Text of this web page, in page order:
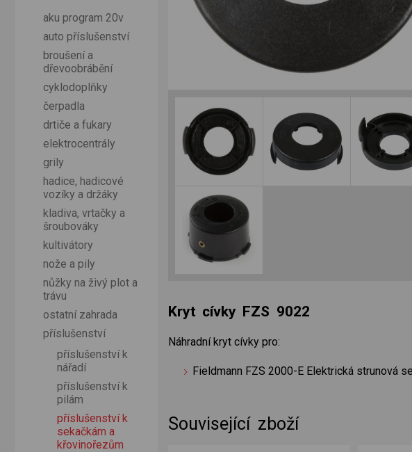
Kryt cívky FZS 9022
Náhradní kryt cívky pro:
Fieldmann FZS 2000-E Elektrická strunová
Související zboží
aku program 20v
auto příslušenství
broušení a
dřevoobrábění
cyklodoplňky
čerpadla
drtiče a fukary
elektrocentrály
grily
hadice, hadicové
vozíky a držáky
kladiva, vrtačky a
šroubováky
kultivátory
nože a pily
nůžky na živý plot a
trávu
ostatní zahrada
příslušenství
příslušenství k
nářadí
příslušenství k
pilám
příslušenství k
sekačkám a
křovinořezům